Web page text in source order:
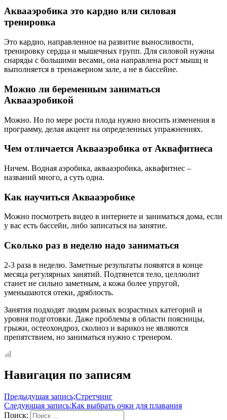
Аквааэробика это кардио или силовая
тренировка
Это кардио, направленное на развитие выносливости,
тренировку сердца и мышечных групп. Для силовой нужны
снаряды с большими весами, она направлена рост мышц и
выполняется в тренажерном зале, а не в бассейне.
Можно ли беременным заниматься
Аквааэробикой
Можно. Но по мере роста плода нужно вносить изменения в
программу, делая акцент на определенных упражнениях.
Чем отличается Аквааэробика от Аквафитнеса
Ничем. Водная аэробика, аквааэробика, аквафитнес –
названий много, а суть одна.
Как научиться Аквааэробике
Можно посмотреть видео в интернете и заниматься дома, если
у вас есть бассейн, либо записаться на занятие.
Сколько раз в неделю надо заниматься
2-3 раза в неделю. Заметные результаты появятся в конце
месяца регулярных занятий. Подтянется тело, целлюлит
станет не сильно заметным, а кожа более упругой,
уменьшаются отеки, дряблость.
Занятия подходят людям разных возрастных категорий и
уровня подготовки. Даже проблемы в области поясницы,
грыжи, остеохондроз, сколиоз и варикоз не являются
препятствием, но заниматься нужно с тренером.
Навигация по записям
Предыдущая запись;Стретчинг
Следующая запись:Как выбрать очки для плавания
Поиск: